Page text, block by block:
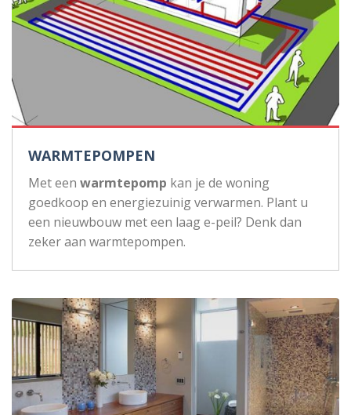
WARMTEPOMPEN
Met een warmtepomp kan je de woning
goedkoop en energiezuinig verwarmen. Plant u
een nieuwbouw met een laag e-peil? Denk dan
zeker aan warmtepompen.